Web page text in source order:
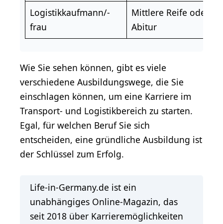
Logistikkaufmann/-
frau
Mittlere Reife oder
Abitur
Wie Sie sehen können, gibt es viele
verschiedene Ausbildungswege, die Sie
einschlagen können, um eine Karriere im
Transport- und Logistikbereich zu starten.
Egal, für welchen Beruf Sie sich
entscheiden, eine gründliche Ausbildung ist
der Schlüssel zum Erfolg.
Life-in-Germany.de ist ein
unabhängiges Online-Magazin, das
seit 2018 über Karrieremöglichkeiten